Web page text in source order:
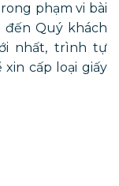
phạm vi bài
đến Quý khách
nhất, trình tự
cấp loại giấy